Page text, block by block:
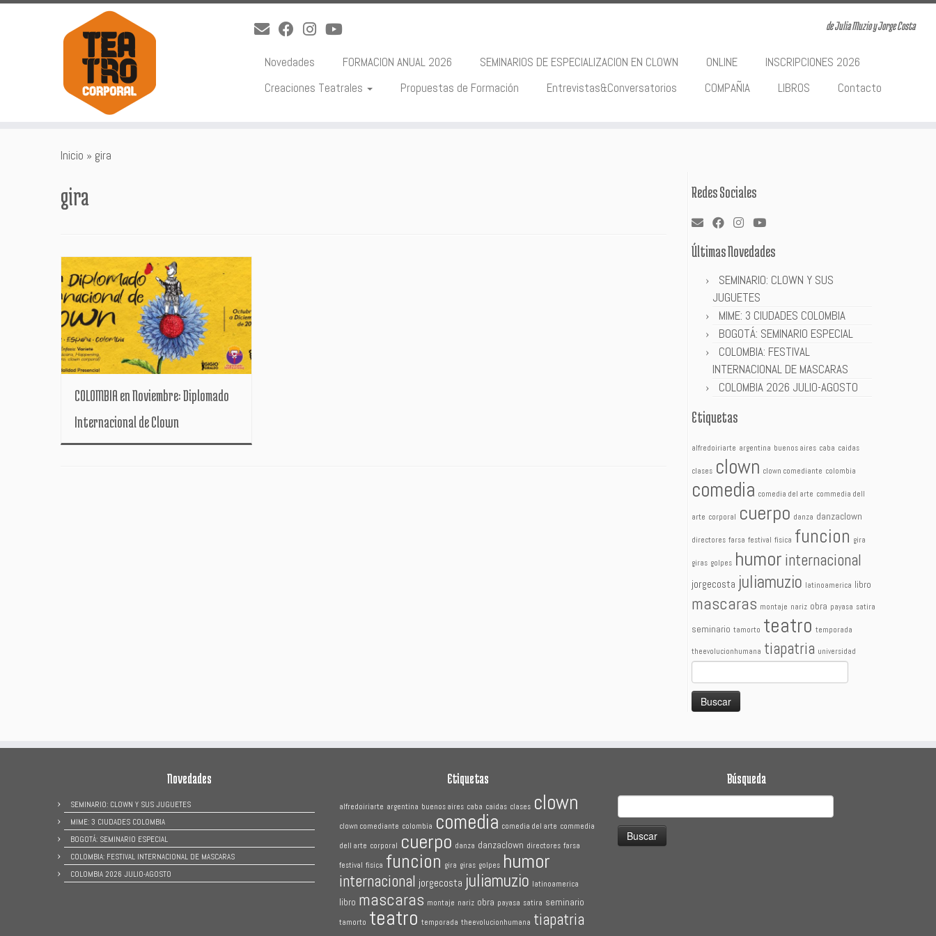
de Julia Muzio y Jorge Costa
Novedades FORMACION ANUAL 2026 SEMINARIOS DE ESPECIALIZACION EN CLOWN ONLINE
INSCRIPCIONES 2026
Creaciones Teatrales
Propuestas de Formación Entrevistas&Conversatorios COMPAÑIA LIBROS Contacto
Inicio » gira
gira
COLOMBIA en Noviembre: Diplomado
Internacional de Clown
Redes Sociales
Últimas Novedades
SEMINARIO: CLOWN Y SUS
JUGUETES
MIME: 3 CIUDADES COLOMBIA
BOGOTÁ: SEMINARIO ESPECIAL
COLOMBIA: FESTIVAL
INTERNACIONAL DE MASCARAS
COLOMBIA 2026 JULIO-AGOSTO
Etiquetas
alfredoiriarte argentina buenos aires caba caidas
clases clown clown comediante colombia
comedia comedia del arte commedia dell
arte corporal cuerpo danza danzaclown
directores farsa festival fisica funcion gira
giras golpes humor internacional
jorgecosta juliamuzio latinoamerica libro
mascaras montaje nariz obra payasa satira
seminario tamorto teatro temporada
theevolucionhumana tiapatria universidad
Novedades
SEMINARIO: CLOWN Y SUS JUGUETES
MIME: 3 CIUDADES COLOMBIA
BOGOTÁ: SEMINARIO ESPECIAL
COLOMBIA: FESTIVAL INTERNACIONAL DE MASCARAS
COLOMBIA 2026 JULIO-AGOSTO
Etiquetas
alfredoiriarte argentina buenos aires caba caidas clases clown
clown comediante colombia comedia comedia del arte commedia
dell arte corporal cuerpo danza danzaclown directores farsa
festival fisica funcion gira giras golpes humor
internacional jorgecosta juliamuzio latinoamerica
libro mascaras montaje nariz obra payasa satira seminario
tamorto teatro temporada theevolucionhumana tiapatria
Búsqueda